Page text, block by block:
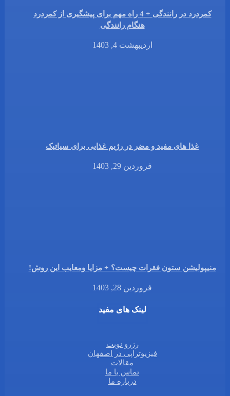
کمردرد در رانندگی + 4 راه مهم برای پیشگیری از کمردرد
هنگام رانندگی
اردیبهشت 4, 1403
غذا های مفید و مضر در رژیم غذایی برای سیاتیک
فروردین 29, 1403
منیپولیشن ستون فقرات چیست؟ + مزایا ومعایب این روش!
فروردین 28, 1403
لینک های مفید
رزرو نوبت
فیزیوتراپی در اصفهان
مقالات
تماس با ما
درباره ما